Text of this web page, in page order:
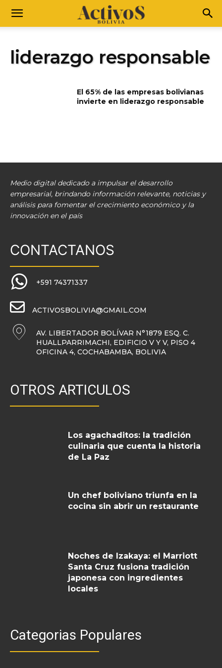
liderazgo responsable
El 65% de las empresas bolivianas
invierte en liderazgo responsable
Medio digital dedicado a impulsar el desarrollo
empresarial, brindando información relevante, noticias y
análisis para fomentar el crecimiento económico y la
innovación en el país
CONTACTANOS
+591 74371337
ACTIVOSBOLIVIA@GMAIL.COM
AV. LIBERTADOR BOLÍVAR N°1879 ESQ. C.
HUALLPARRIMACHI, EDIFICIO V Y V, PISO 4
OFICINA 4, COCHABAMBA, BOLIVIA
OTROS ARTICULOS
Los agachaditos: la tradición
culinaria que cuenta la historia
de La Paz
Un chef boliviano triunfa en la
cocina sin abrir un restaurante
Noches de Izakaya: el Marriott
Santa Cruz fusiona tradición
japonesa con ingredientes
locales
Categorias Populares